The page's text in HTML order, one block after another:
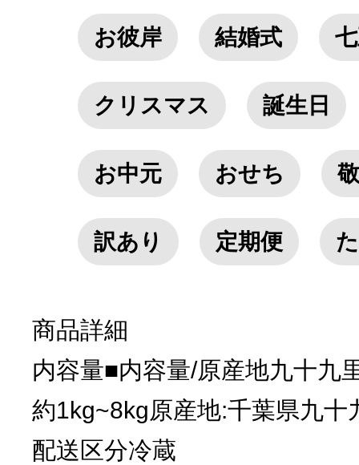
お彼岸 結婚式
クリスマス 誕生日
お中元 おせち
訳あり 定期便
商品詳細
内容量■内容量/原産地九十九
約1kg~8kg原産地:千葉県九十
配送区分冷蔵